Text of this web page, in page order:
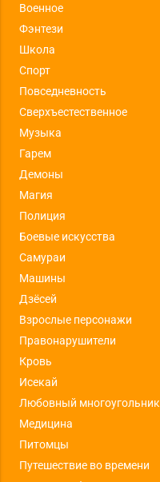
Военное
Фэнтези
Школа
Спорт
Повседневность
Сверхъестественное
Музыка
Гарем
Демоны
Магия
Полиция
Боевые искусства
Самураи
Машины
Дзёсей
Взрослые персонажи
Правонарушители
Кровь
Исекай
Любовный многоугольник
Медицина
Питомцы
Путешествие во времени